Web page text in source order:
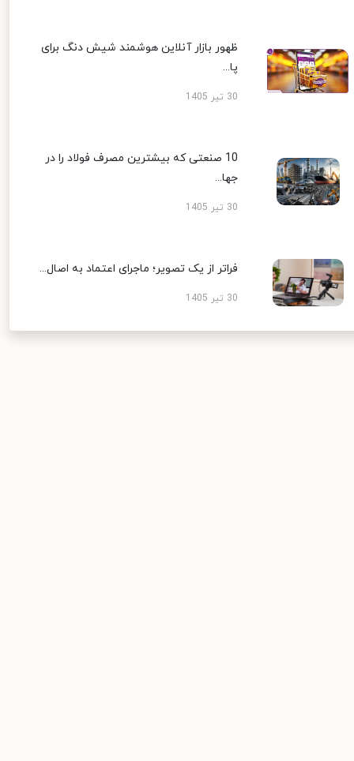
ظهور بازار آنلاین هوشمند شیش دنگ برای
پا...
30 تیر 1405
10 صنعتی که بیشترین مصرف فولاد را در
جها...
30 تیر 1405
فراتر از یک تصویر؛ ماجرای اعتماد به اصال...
30 تیر 1405